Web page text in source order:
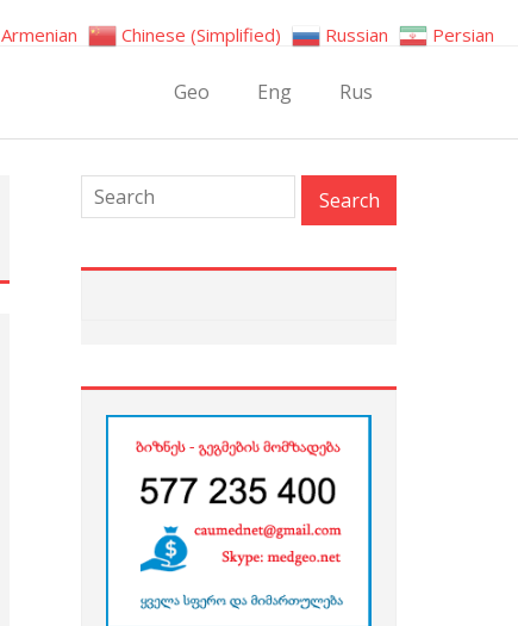
Geo Eng Rus
Armenian Chinese (Simplified) Russian Persian